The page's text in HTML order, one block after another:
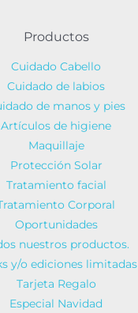
Productos
Cuidado Cabello
Cuidado de labios
de manos y pies
Artículos de higiene
Maquillaje
Protección Solar
Tratamiento facial
Corporal
Oportunidades
nuestros productos.
y/o ediciones limitadas
Tarjeta Regalo
Especial Navidad